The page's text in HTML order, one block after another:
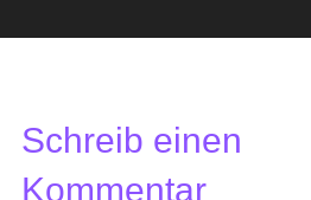
Schreib einen
Kommentar